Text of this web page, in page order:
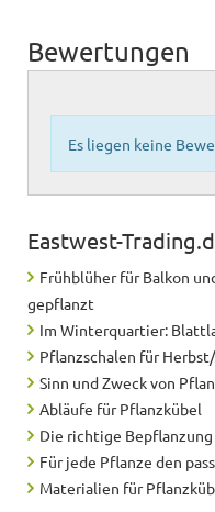
Bewertungen
Es liegen keine
Eastwest-
Frühblüher für Balkon
gepflanzt
Im Winterquartier:
Pflanzschalen für
Sinn und Zweck von
Abläufe für Pflanzkübel
Die richtige Bepflanzung
Für jede Pflanze den
Materialien für